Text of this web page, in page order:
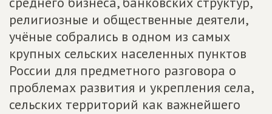
религиозные и общественные деятели,
учёные собрались в одном из самых
крупных сельских населенных пунктов
России для предметного разговора о
проблемах развития и укрепления села,
сельских территорий как важнейшего